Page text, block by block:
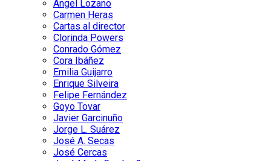
Ángel Lozano
Carmen Heras
Cartas al director
Clorinda Powers
Conrado Gómez
Cora Ibáñez
Emilia Guijarro
Enrique Silveira
Felipe Fernández
Goyo Tovar
Javier Garcinuño
Jorge L. Suárez
José A. Secas
José Cercas